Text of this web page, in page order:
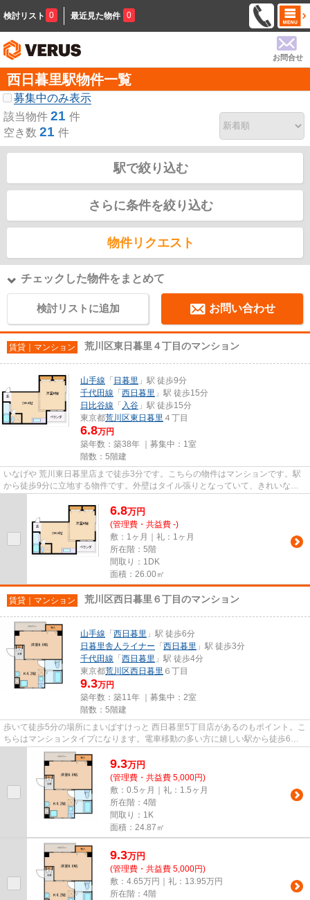
検討リスト 0 最近見た物件 0
お問合せ
西日暮里駅物件一覧
募集中のみ表示
該当物件 21 件
空き数 21 件
駅で絞り込む
さらに条件を絞り込む
物件リクエスト
チェックした物件をまとめて
検討リストに追加 お問い合わせ
賃貸｜マンション 荒川区東日暮里４丁目のマンション
山手線 「 日暮里 」駅 徒歩9分
千代田線 「 西日暮里 」駅 徒歩15分
日比谷線 「 入谷 」駅 徒歩15分
東京都荒川区東日暮里 ４丁目
6.8万円
築年数：築38年 ｜募集中： 1室
階数：5階建
いなげや 荒川東日暮里店まで徒歩3分です。こちらの物件はマンションです。駅
から徒歩9分に立地する物件です。外壁はタイル張りとなっていて、きれいな外
6.8万円
(管理費・共益費 -)
敷：1ヶ月｜礼：1ヶ月
所在階：5階
間取り：1DK
面積：26.00㎡
賃貸｜マンション 荒川区西日暮里６丁目のマンション
山手線 「 西日暮里 」駅 徒歩6分
日暮里舎人ライナー 「 西日暮里 」駅 徒歩3分
千代田線 「 西日暮里 」駅 徒歩4分
東京都荒川区西日暮里 ６丁目
9.3万円
築年数：築11年 ｜募集中： 2室
階数：5階建
歩いて徒歩5分の場所にまいばすけっと 西日暮里5丁目店があるのもポイント。こ
ちらはマンションタイプになります。電車移動の多い方に嬉しい駅から徒歩6分
の物件です。2駅利用ができる...
9.3万円
(管理費・共益費 5,000円)
敷：0.5ヶ月｜礼：1.5ヶ月
所在階：4階
間取り：1K
面積：24.87㎡
9.3万円
(管理費・共益費 5,000円)
敷：4.65万円｜礼：13.95万円
所在階：4階